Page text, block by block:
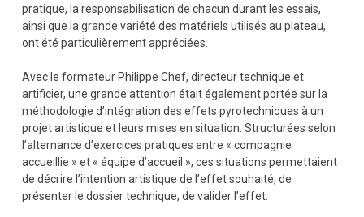
pratique, la responsabilisation de chacun durant les essais,
ainsi que la grande variété des matériels utilisés au plateau,
ont été particulièrement appréciées.
Avec le formateur Philippe Chef, directeur technique et
artificier, une grande attention était également portée sur la
méthodologie d’intégration des effets pyrotechniques à un
projet artistique et leurs mises en situation. Structurées selon
l’alternance d’exercices pratiques entre « compagnie
accueillie » et « équipe d’accueil », ces situations permettaient
de décrire l’intention artistique de l’effet souhaité, de
présenter le dossier technique, de valider l’effet.